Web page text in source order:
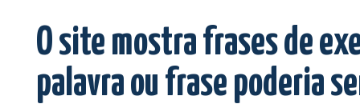
O site mostra frases de
palavra ou frase poderia